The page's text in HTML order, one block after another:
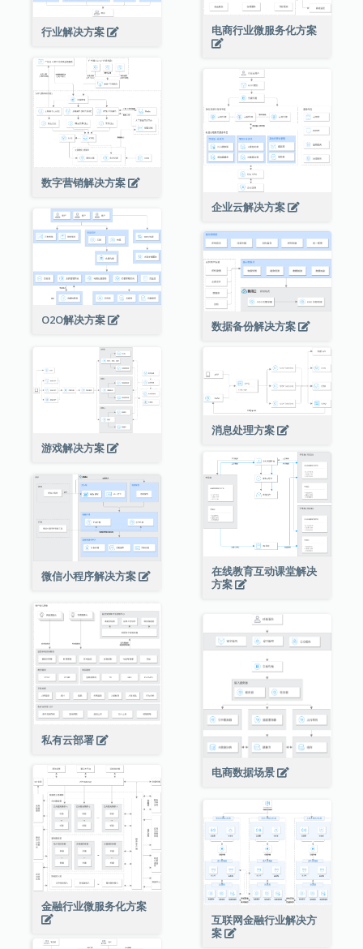
行业解决方案 电商行业微服务化方案
数字营销解决方案
企业云解决方案
O2O解决方案 数据备份解决方案
游戏解决方案
消息处理方案
在线教育互动课堂解决
方案
微信小程序解决方案
私有云部署
电商数据场景
金融行业微服务化方案
互联网金融行业解决方
案